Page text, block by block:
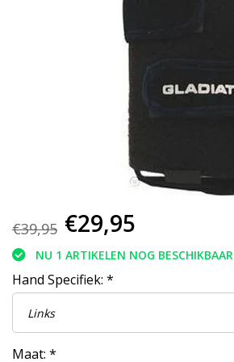
€39,95 €29,95
NU 1 ARTIKELEN NOG BESCHIKBAAR
Hand Specifiek: *
Maat: *